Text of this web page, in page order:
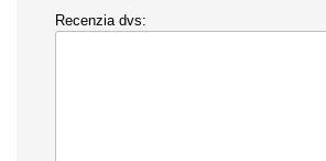
Recenzia dvs: